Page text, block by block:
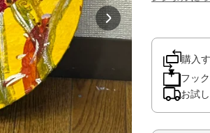
購入
フッ
お試